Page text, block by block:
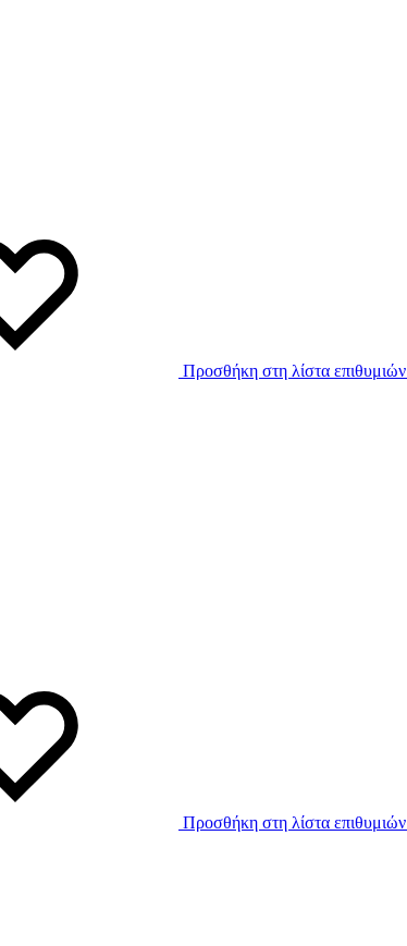
Προσθήκη στη λίστα επιθυμιών
Προσθήκη στη λίστα επιθυμιών